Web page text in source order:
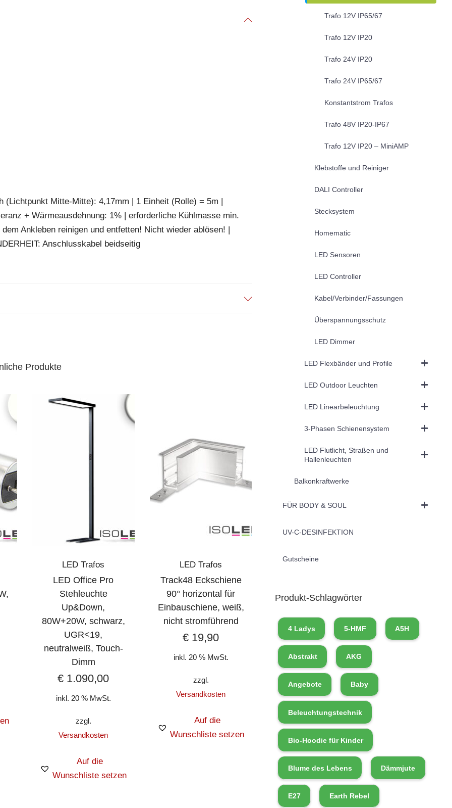
Mitte-Mitte): 4,17mm | 1 Einheit (Rolle) = 5m |
+ Wärmeausdehnung: 1% | erforderliche Kühlmasse min.
Ankleben reinigen und entfetten! Nicht wieder ablösen! |
Anschlusskabel beidseitig
Produkte
LED Trafos
LED Office Pro
Stehleuchte
Up&Down,
80W+20W, schwarz,
UGR<19,
neutralweiß, Touch-
Dimm
€ 1.090,00
inkl. 20 % MwSt.
zzgl.
Versandkosten
Auf die
Wunschliste setzen
LED Trafos
Track48 Eckschiene
90° horizontal für
Einbauschiene, weiß,
nicht stromführend
€ 19,90
inkl. 20 % MwSt.
zzgl.
Versandkosten
Auf die
Wunschliste setzen
Trafo 12V IP65/67
Trafo 12V IP20
Trafo 24V IP20
Trafo 24V IP65/67
Konstantstrom Trafos
Trafo 48V IP20-IP67
Trafo 12V IP20 – MiniAMP
Klebstoffe und Reiniger
DALI Controller
Stecksystem
Homematic
LED Sensoren
LED Controller
Kabel/Verbinder/Fassungen
Überspannungsschutz
LED Dimmer
LED Flexbänder und Profile
LED Outdoor Leuchten
LED Linearbeleuchtung
3-Phasen Schienensystem
LED Flutlicht, Straßen und
Hallenleuchten
Balkonkraftwerke
FÜR BODY & SOUL
UV-C-DESINFEKTION
Gutscheine
Produkt-Schlagwörter
4 Ladys 5-HMF A5H
Abstrakt AKG
Angebote Baby
Beleuchtungstechnik
Bio-Hoodie für Kinder
Blume des Lebens Dämmjute
E27 Earth Rebel